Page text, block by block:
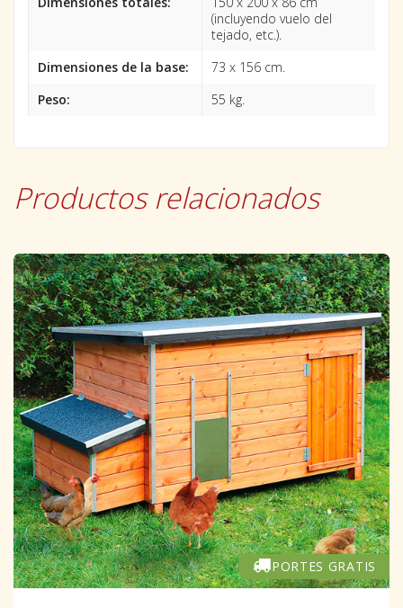
(incluyendo vuelo del
tejado, etc.).
Dimensiones de la base:
73 x 156 cm.
Peso:
55 kg.
Productos relacionados
PORTES GRATIS